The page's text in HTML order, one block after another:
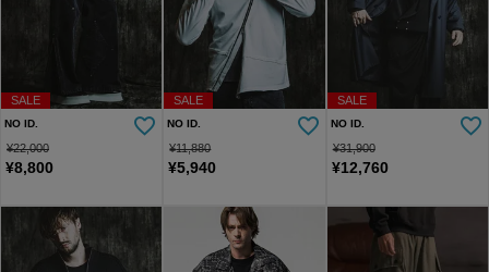
SALE
NO ID.
¥22,000
¥8,800
SALE
NO ID.
¥11,880
¥5,940
SALE
NO ID.
¥31,900
¥12,760